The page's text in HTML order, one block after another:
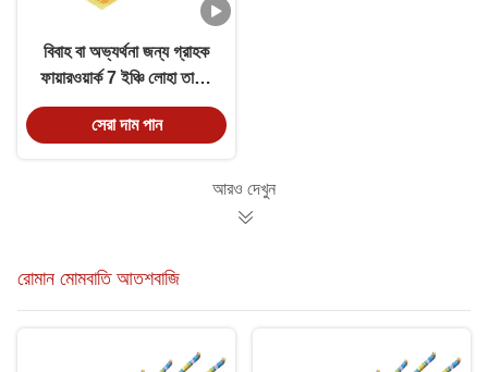
বিবাহ বা অভ্যর্থনা জন্য গ্রাহক
ফায়ারওয়ার্ক 7 ইঞ্চি লোহা তারের
সোনার স্পার্কলার
সেরা দাম পান
আরও দেখুন
রোমান মোমবাতি আতশবাজি